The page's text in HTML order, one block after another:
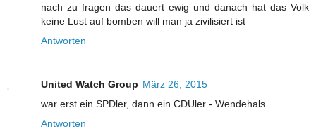
nach zu fragen das dauert ewig und danach hat das Volk
keine Lust auf bomben will man ja zivilisiert ist
Antworten
United Watch Group März 26, 2015
war erst ein SPDler, dann ein CDUler - Wendehals.
Antworten